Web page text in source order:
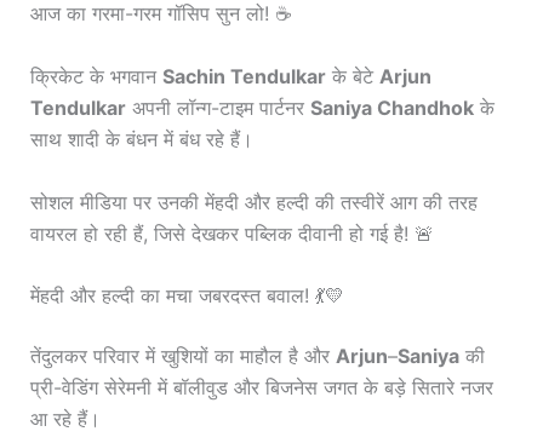
आज का गरमा-गरम गॉसिप सुन लो! ☕
क्रिकेट के भगवान Sachin Tendulkarके बेटे Arjun
Tendulkarअपनी लॉन्ग-टाइम पार्टनर Saniya Chandhokके
साथ शादी के बंधन में बंध रहे हैं।
सोशल मीडिया पर उनकी मेंहदी और हल्दी की तस्वीरें आग की तरह
वायरल हो रही हैं, जिसे देखकर पब्लिक दीवानी हो गई है! 🚨
मेंहदी और हल्दी का मचा जबरदस्त बवाल! 💃💛
तेंदुलकर परिवार में खुशियों का माहौल है और Arjun–Saniyaकी
प्री-वेडिंग सेरेमनी में बॉलीवुड और बिजनेस जगत के बड़े सितारे नजर
आ रहे हैं।